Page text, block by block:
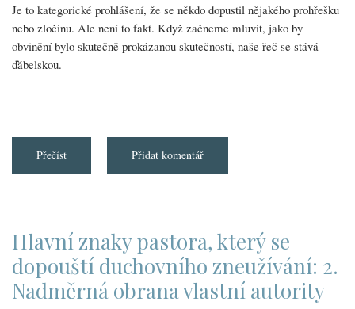
Je to kategorické prohlášení, že se někdo dopustil nějakého prohřešku
nebo zločinu. Ale není to fakt. Když začneme mluvit, jako by
obvinění bylo skutečně prokázanou skutečností, naše řeč se stává
ďábelskou.
Přečíst
je
Přidat komentář
Hlavní znaky pastora, který se
dopouští duchovního zneužívání: 2.
Nadměrná obrana vlastní autority